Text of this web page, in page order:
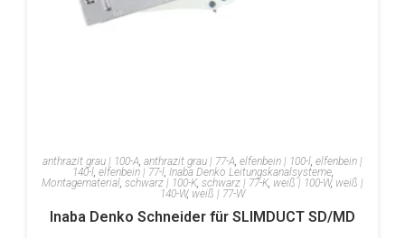
anthrazit grau | 100-A, anthrazit grau | 77-A, elfenbein | 100-l, elfenbein |
140-l, elfenbein | 77-l, Inaba Denko Leitungskanalsysteme,
Montagematerial, schwarz | 100-K, schwarz | 77-K, weiß | 100-W, weiß |
140-W, weiß | 77-W
Inaba Denko Schneider für SLIMDUCT SD/MD